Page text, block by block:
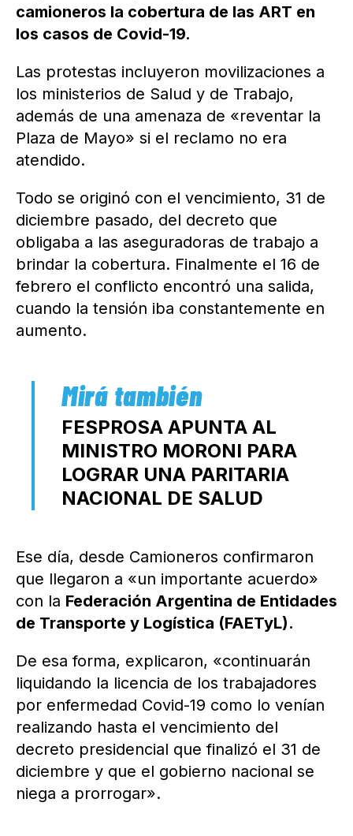
camioneros la cobertura de las ART en
los casos de Covid-19.
Las protestas incluyeron movilizaciones a
los ministerios de Salud y de Trabajo,
además de una amenaza de «reventar la
Plaza de Mayo» si el reclamo no era
atendido.
Todo se originó con el vencimiento, 31 de
diciembre pasado, del decreto que
obligaba a las aseguradoras de trabajo a
brindar la cobertura. Finalmente el 16 de
febrero el conflicto encontró una salida,
cuando la tensión iba constantemente en
aumento.
FESPROSA APUNTA AL
MINISTRO MORONI PARA
LOGRAR UNA PARITARIA
NACIONAL DE SALUD
Ese día, desde Camioneros confirmaron
que llegaron a «un importante acuerdo»
con la Federación Argentina de Entidades
de Transporte y Logística (FAETyL).
De esa forma, explicaron, «continuarán
liquidando la licencia de los trabajadores
por enfermedad Covid-19 como lo venían
realizando hasta el vencimiento del
decreto presidencial que finalizó el 31 de
diciembre y que el gobierno nacional se
niega a prorrogar».